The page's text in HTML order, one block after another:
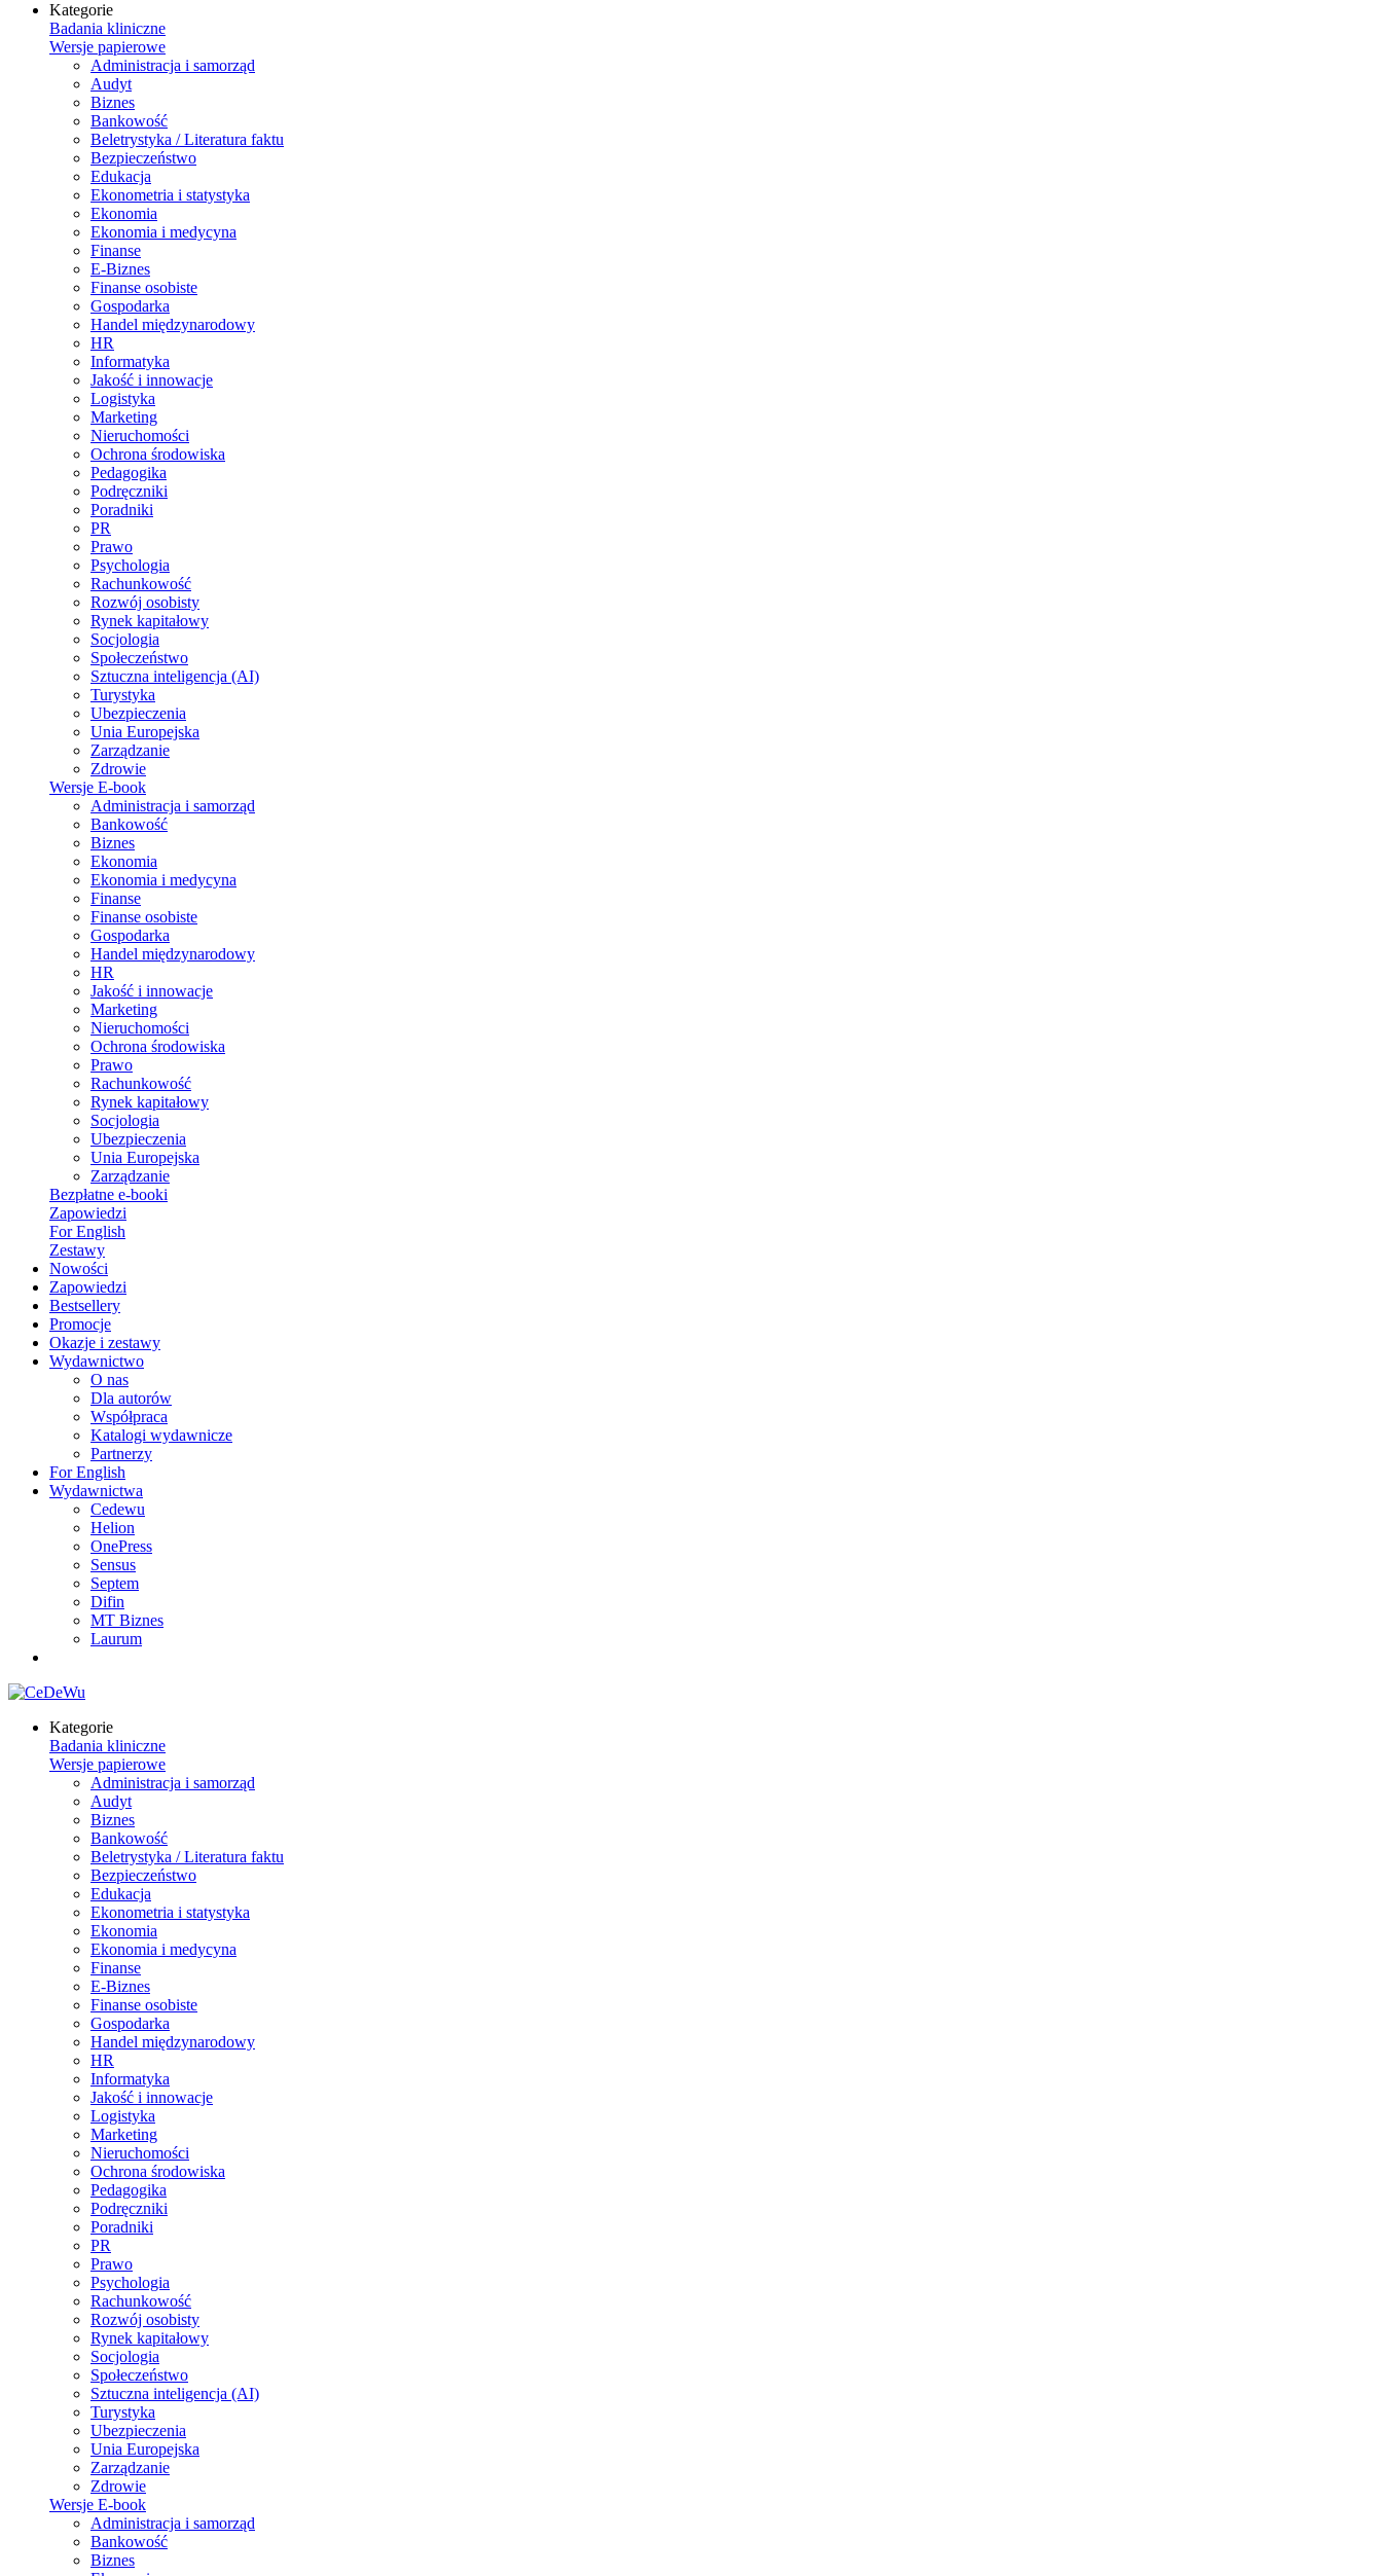
Kategorie
Badania kliniczne
Wersje papierowe
Administracja i samorząd
Audyt
Biznes
Bankowość
Beletrystyka / Literatura faktu
Bezpieczeństwo
Edukacja
Ekonometria i statystyka
Ekonomia
Ekonomia i medycyna
Finanse
E-Biznes
Finanse osobiste
Gospodarka
Handel międzynarodowy
HR
Informatyka
Jakość i innowacje
Logistyka
Marketing
Nieruchomości
Ochrona środowiska
Pedagogika
Podręczniki
Poradniki
PR
Prawo
Psychologia
Rachunkowość
Rozwój osobisty
Rynek kapitałowy
Socjologia
Społeczeństwo
Sztuczna inteligencja (AI)
Turystyka
Ubezpieczenia
Unia Europejska
Zarządzanie
Zdrowie
Wersje E-book
Administracja i samorząd
Bankowość
Biznes
Ekonomia
Ekonomia i medycyna
Finanse
Finanse osobiste
Gospodarka
Handel międzynarodowy
HR
Jakość i innowacje
Marketing
Nieruchomości
Ochrona środowiska
Prawo
Rachunkowość
Rynek kapitałowy
Socjologia
Ubezpieczenia
Unia Europejska
Zarządzanie
Bezpłatne e-booki
Zapowiedzi
For English
Zestawy
Nowości
Zapowiedzi
Bestsellery
Promocje
Okazje i zestawy
Wydawnictwo
O nas
Dla autorów
Współpraca
Katalogi wydawnicze
Partnerzy
For English
Wydawnictwa
Cedewu
Helion
OnePress
Sensus
Septem
Difin
MT Biznes
Laurum
Kategorie
Badania kliniczne
Wersje papierowe
Administracja i samorząd
Audyt
Biznes
Bankowość
Beletrystyka / Literatura faktu
Bezpieczeństwo
Edukacja
Ekonometria i statystyka
Ekonomia
Ekonomia i medycyna
Finanse
E-Biznes
Finanse osobiste
Gospodarka
Handel międzynarodowy
HR
Informatyka
Jakość i innowacje
Logistyka
Marketing
Nieruchomości
Ochrona środowiska
Pedagogika
Podręczniki
Poradniki
PR
Prawo
Psychologia
Rachunkowość
Rozwój osobisty
Rynek kapitałowy
Socjologia
Społeczeństwo
Sztuczna inteligencja (AI)
Turystyka
Ubezpieczenia
Unia Europejska
Zarządzanie
Zdrowie
Wersje E-book
Administracja i samorząd
Bankowość
Biznes